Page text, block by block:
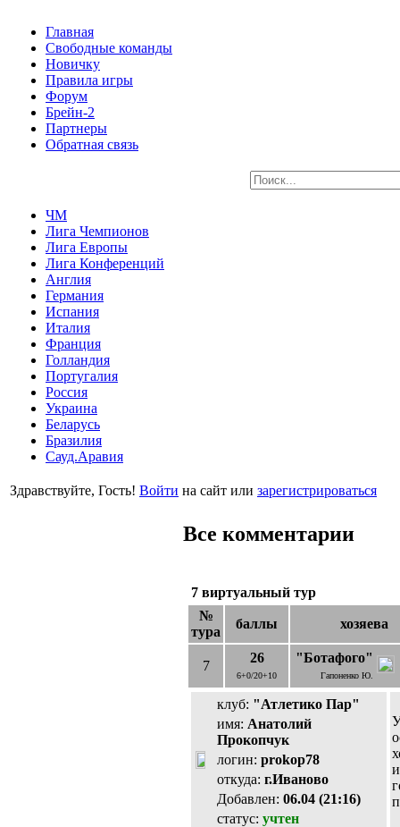
Главная
Свободные команды
Новичку
Правила игры
Форум
Брейн-2
Партнеры
Обратная связь
ЧМ
Лига Чемпионов
Лига Европы
Лига Конференций
Англия
Германия
Испания
Италия
Франция
Голландия
Португалия
Россия
Украина
Беларусь
Бразилия
Сауд.Аравия
Здравствуйте, Гость! Войти на сайт или зарегистрироваться
Все комментарии
7 виртуальный тур
№
тура
баллы хозяева
7
26
6+0/20+10
"Ботафого"
Гапоненко Ю.
клуб: "Атлетико Пар"
имя: Анатолий
Прокопчук
логин: prokop78
откуда: г.Иваново
Добавлен: 06.04 (21:16)
статус: учтен